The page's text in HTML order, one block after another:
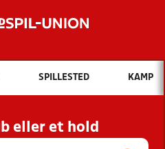
Hvad vil du søge efter?
INDHOLD OG NYHEDER
KLUBBER OG
SPILLESTED KAMP
eller et hold